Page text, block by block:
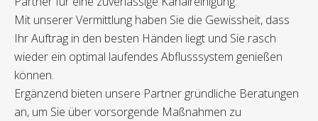
Mit unserer Vermittlung haben Sie die Gewissheit, dass
Ihr Auftrag in den besten Händen liegt und Sie rasch
wieder ein optimal laufendes Abflusssystem genießen
können.
Ergänzend bieten unsere Partner gründliche Beratungen
an, um Sie über vorsorgende Maßnahmen zu